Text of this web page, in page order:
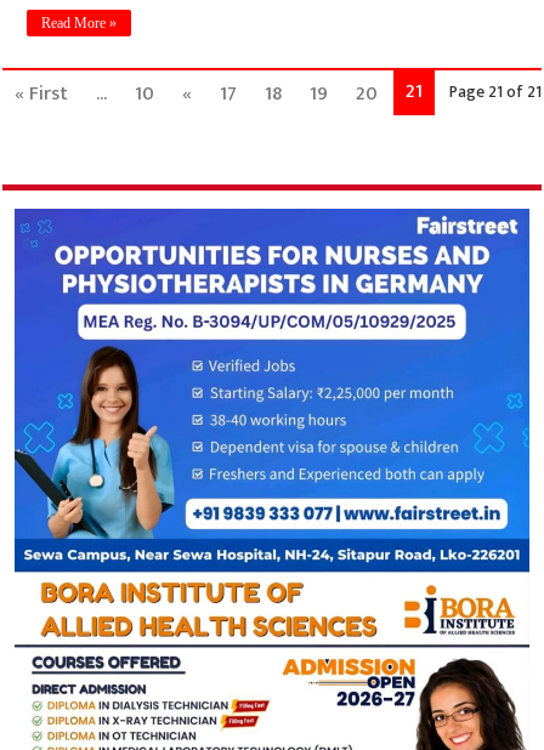
Read More »
Page 21 of 21
« First ... 10 « 17 18 19 20 21